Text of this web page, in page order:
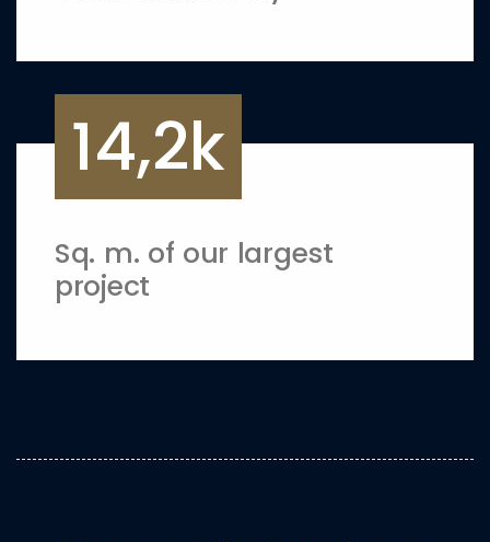
14,2k
Sq. m. of our largest
project